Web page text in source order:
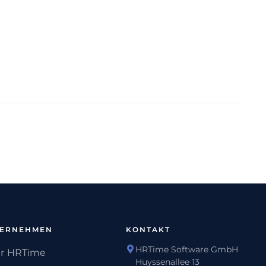
HRTime
KONTAKT
HRTime Software GmbH
Huyssenallee 13